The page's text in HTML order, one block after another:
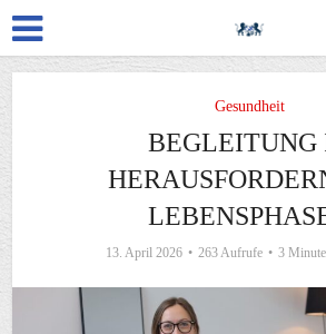
Gesundheit
BEGLEITUNG
13. April 2026 263 Aufrufe 3